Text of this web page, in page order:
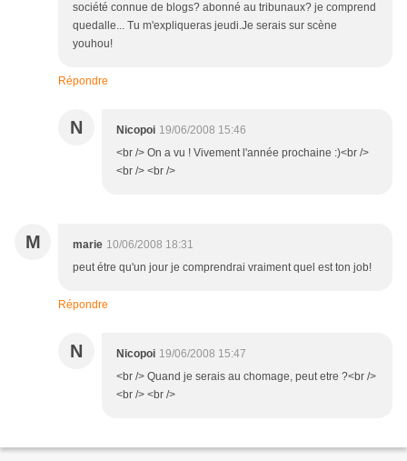
société connue de blogs? abonné au tribunaux? je comprend
quedalle... Tu m'expliqueras jeudi.Je serais sur scène
youhou!
Répondre
N Nicopoi 19/06/2008 15:46
<br /> On a vu ! Vivement l'année prochaine :)<br />
<br /> <br />
M marie 10/06/2008 18:31
peut étre qu'un jour je comprendrai vraiment quel est ton job!
Répondre
N Nicopoi 19/06/2008 15:47
<br /> Quand je serais au chomage, peut etre ?<br />
<br /> <br />